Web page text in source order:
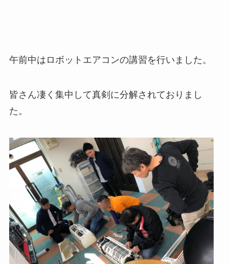
午前中はロボットエアコンの講習を行いました。
皆さん凄く集中して真剣に分解されておりまし
た。